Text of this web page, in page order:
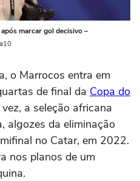
marcar gol decisivo –
o Marrocos entra em
de final da Copa do
a seleção africana
algozes da eliminação
no Catar, em 2022.
nos planos de um